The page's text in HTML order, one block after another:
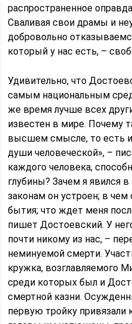
распространенное
Сваливая свои драмы и
добровольно
который у нас есть, –
Удивительно, что
самым национальным
же время лучше всех
известен в мире. Почему
высшем смысле, то есть
души человеческой», –
каждого человека,
глубины? Зачем я явился
законам он устроен; в
бытия; что ждет меня
пишет Достоевский. У
почти никому из нас, –
неминуемой смерти.
кружка, возглавляемого
среди которых был и
смертной казни.
первую тройку привязали